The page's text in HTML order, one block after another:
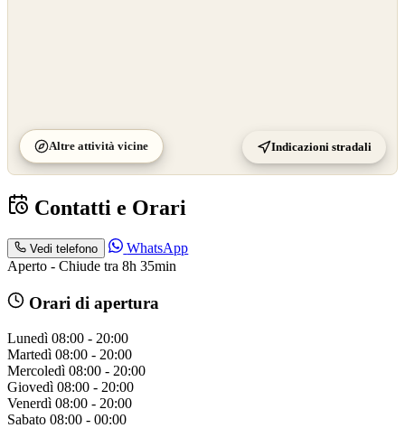
Altre attività vicine Indicazioni stradali
Contatti e Orari
Vedi telefono
WhatsApp
Aperto - Chiude tra 8h 35min
Orari di apertura
Lunedì 08:00 - 20:00
Martedì 08:00 - 20:00
Mercoledì 08:00 - 20:00
Giovedì 08:00 - 20:00
Venerdì 08:00 - 20:00
Sabato 08:00 - 00:00